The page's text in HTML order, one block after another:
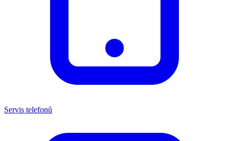
Servis telefonů